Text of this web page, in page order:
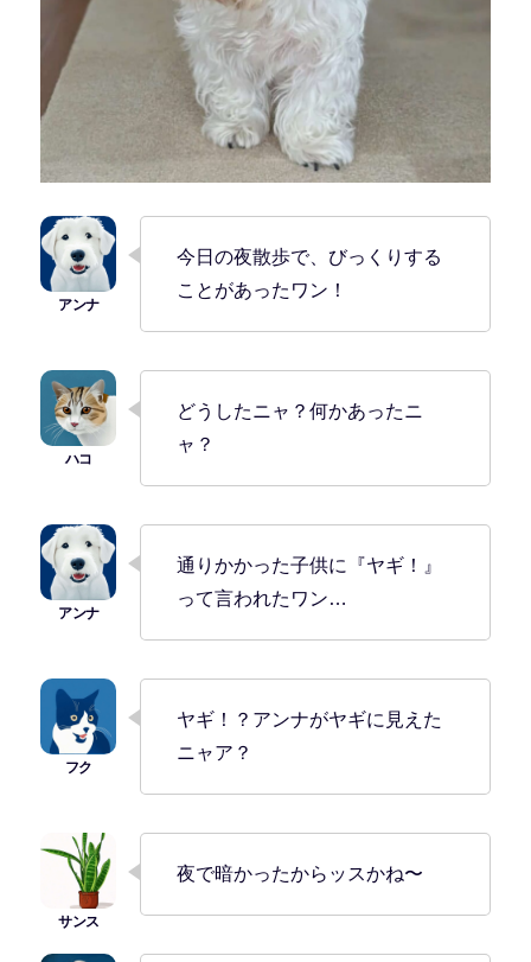
今日の夜散歩で、びっくりする
ことがあったワン！
どうしたニャ？何かあったニ
ャ？
通りかかった子供に『ヤギ！』
って言われたワン…
ヤギ！？アンナがヤギに見えた
ニャア？
夜で暗かったからッスかね〜